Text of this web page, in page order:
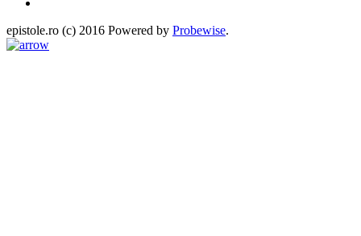
epistole.ro (c) 2016 Powered by Probewise.